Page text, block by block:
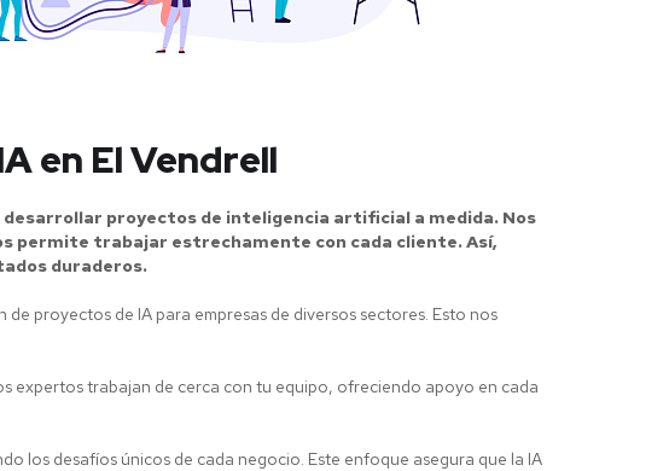
en El Vendrell
desarrollar proyectos de inteligencia artificial a medida. Nos
permite trabajar estrechamente con cada cliente. Así,
duraderos.
proyectos de IA para empresas de diversos sectores. Esto nos
expertos trabajan de cerca con tu equipo, ofreciendo apoyo en cada
los desafíos únicos de cada negocio. Este enfoque asegura que la IA